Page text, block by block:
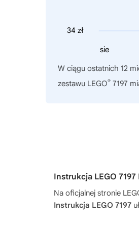
34 zł
sie
W ciągu ostatnich 12
zestawu LEGO® 7197
Instrukcja LEGO
Na oficjalnej stronie
Instrukcja LEGO 7197